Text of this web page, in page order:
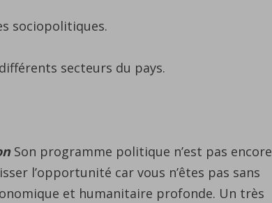
sociopolitiques.
secteurs du pays.
Son programme politique n’est pas encore
l’opportunité car vous n’êtes pas sans
et humanitaire profonde. Un très